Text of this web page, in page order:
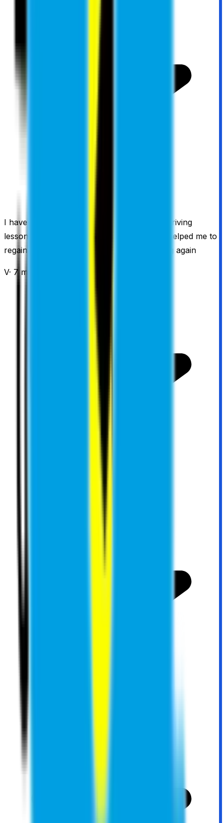
I have not driven for a few years so I took driving
lessons to regain confidence. Camiel really helped me to
regain this confidence needed to start driving again
V· 7 maanden geleden